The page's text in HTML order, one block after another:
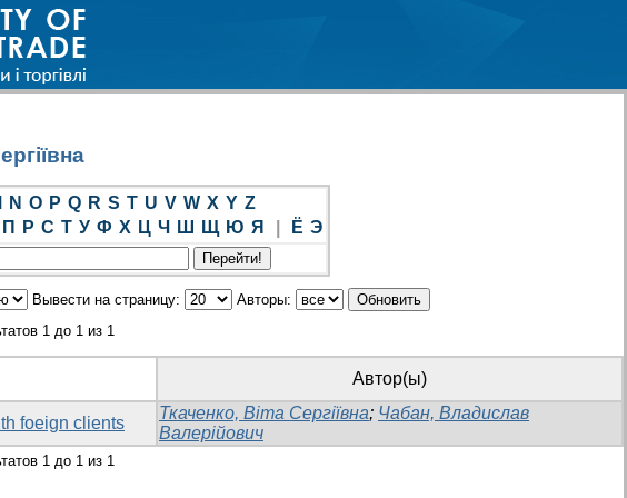
N O P Q R S T U V W X Y Z
П Р С Т У Ф Х Ц Ч Ш Щ Ю Я Ё Э
Вывести на страницу:
Авторы:
1 до 1 из 1
Автор(ы)
foeign clients
Ткаченко, Віта Сергіївна; Чабан, Владислав
Валерійович
1 до 1 из 1